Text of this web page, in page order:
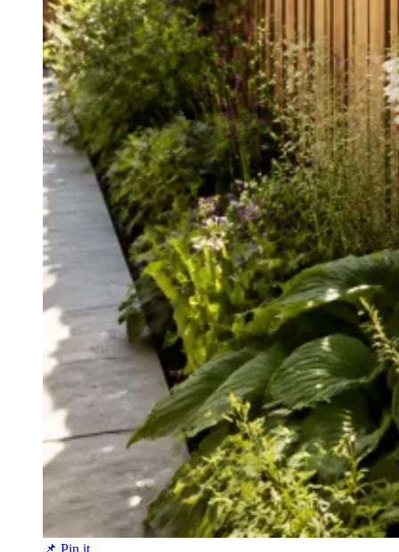
📌 Pin it